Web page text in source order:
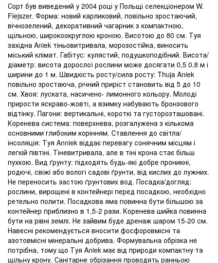
Сорт був виведений у 2004 році у Польщі селекціонером W.
Flejszer. Форма: новий карликовий, повільно зростаючий,
вічнозелений, декоративний чагарник з компактною,
щільною, широкоокруглою кроною. Висотою до 80 см. Туя
західна Aniek тіньовитривала, морозостійка, виносить
міський клімат. Габітус: кулястий, подушкоподібний. Висота/
діаметр: висота дорослої рослини може досягати 0,5 0,8 м і
ширини до 1 м. Швидкість росту/сила росту: Thuja Aniek
повільно зростаюча, річний приріст становить від 5 до 10
см. Хвоя: луската, насичено- лимонного кольору. Молоді
прирости яскраво-жовті, а взимку набувають бронзового
відтінку. Пагони: вертикальні, короткі та густорозташовані.
Коренева система: поверхнева, розгалужена з кількома
основними глибоким корінням. Ставлення до світла/
інсоляція: Туя Anniek віддає перевагу сонячним місцям і
легкій півтіні. Тіневитривала, але в тіні крона стає більш
пухкою. Вид ґрунту: підходять будь-які добре проникні,
родючі, свіжі або вологі садові ґрунти, від кислих до лужних.
Не переносить застою ґрунтових вод. Посадка/догляд:
рослини, вирощені в контейнері перед посадкою, необхідно
ретельно полити. Посадкова яма повинна бути більшою за
контейнер приблизно в 1,5-2 рази. Коренева шийка повинна
бути на рівні землі. Не зайвим буде дренаж шаром 15-20 см.
Навесні рекомендується вносити фосфоровмісні та
азотовмісні мінеральні добрива. Формувальна обрізка не
потрібна, тому що Туя Aniek має від природи компактну та
щільну крону. Санітарне обрізання проводять ранньою